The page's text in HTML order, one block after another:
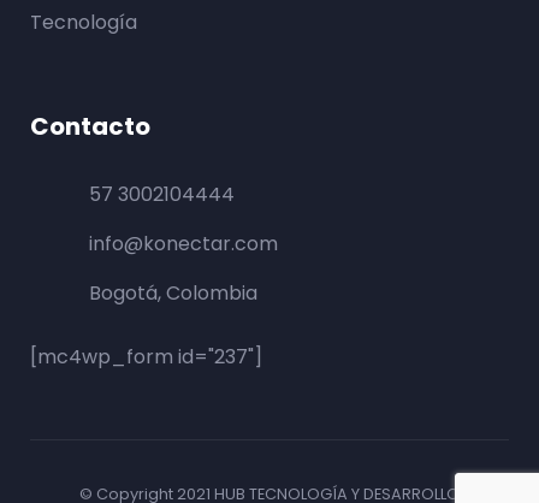
Tecnología
Contacto
57 3002104444
info@konectar.com
Bogotá, Colombia
[mc4wp_form id="237"]
© Copyright 2021 HUB TECNOLOGÍA Y DESARROLLO